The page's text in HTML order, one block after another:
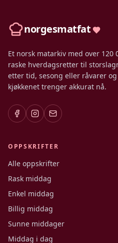
norgesmatfat
Et norsk matarkiv med over
raske hverdagsretter til
etter tid, sesong eller råvarer
kjøkkenet trenger akkurat nå.
OPPSKRIFTER
Alle oppskrifter
Rask middag
Enkel middag
Billig middag
Sunne middager
Middag i dag